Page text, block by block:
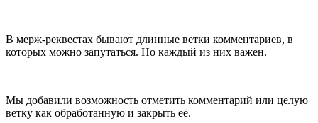
В мерж-реквестах бывают длинные ветки комментариев, в
которых можно запутаться. Но каждый из них важен.
Мы добавили возможность отметить комментарий или целую
ветку как обработанную и закрыть её.